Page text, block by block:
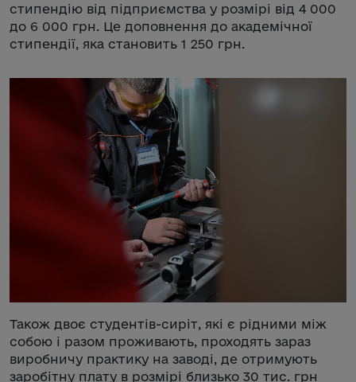
стипендію від підприємства у розмірі від 4 000
до 6 000 грн. Це доповнення до академічної
стипендії, яка становить 1 250 грн.
Також двоє студентів-сиріт, які є рідними між
собою і разом проживають, проходять зараз
виробничу практику на заводі, де отримують
заробітну плату в розмірі близько 30 тис. грн